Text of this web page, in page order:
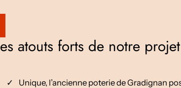
atouts forts de notre projet
Unique, l’ancienne poterie de Gradignan